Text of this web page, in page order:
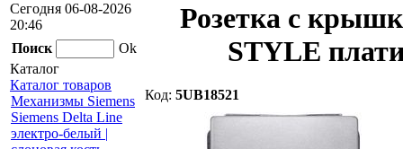
Сегодня 06-08-2026
20:46
Поиск
Ok
Каталог
Каталог товаров
Механизмы Siemens
Siemens Delta Line
электро-белый |
Розетка с
STYLE
Код: 5UB18521